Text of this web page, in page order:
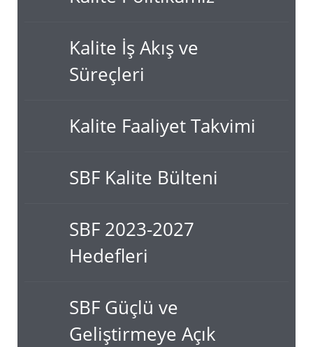
Kalite İş Akış ve
Süreçleri
Kalite Faaliyet Takvimi
SBF Kalite Bülteni
SBF 2023-2027
Hedefleri
SBF Güçlü ve
Geliştirmeye Açık